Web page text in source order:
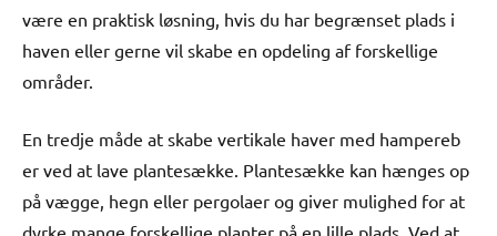
være en praktisk løsning, hvis du har begrænset plads i
haven eller gerne vil skabe en opdeling af forskellige
områder.
En tredje måde at skabe vertikale haver med hampereb
er ved at lave plantesække. Plantesække kan hænges op
på vægge, hegn eller pergolaer og giver mulighed for at
dyrke mange forskellige planter på en lille plads. Ved at